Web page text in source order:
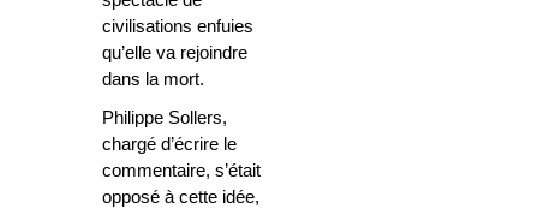
civilisations enfuies
qu’elle va rejoindre
dans la mort.
Philippe Sollers,
chargé d’écrire le
commentaire, s’était
opposé à cette idée,